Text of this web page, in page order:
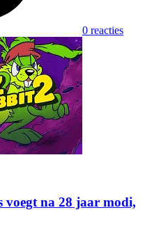
0 reacties
voegt na 28 jaar modi,